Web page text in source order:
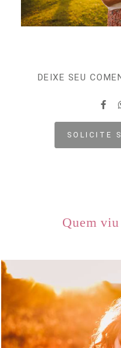
DEIXE SEU
SOLICITE
Quem